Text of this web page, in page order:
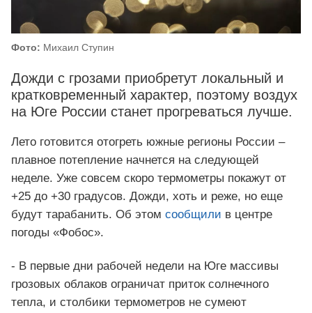
Фото: Михаил Ступин
Дожди с грозами приобретут локальный и
кратковременный характер, поэтому воздух
на Юге России станет прогреваться лучше.
Лето готовится отогреть южные регионы России –
плавное потепление начнется на следующей
неделе. Уже совсем скоро термометры покажут от
+25 до +30 градусов. Дожди, хоть и реже, но еще
будут тарабанить. Об этом сообщили в центре
погоды «Фобос».
- В первые дни рабочей недели на Юге массивы
грозовых облаков ограничат приток солнечного
тепла, и столбики термометров не сумеют